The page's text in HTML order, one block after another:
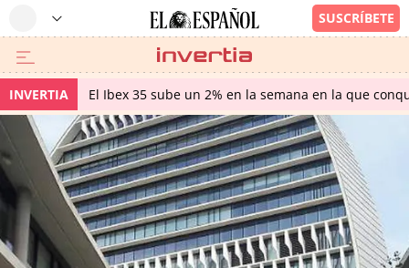
INVERTIA El Ibex 35 sube un 2% en la semana en la que